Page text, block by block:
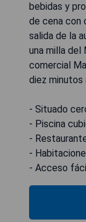
bebidas y
de cena con
salida de la
una milla del
comercial
diez minutos
- Situado
- Piscina
-
-
- Acceso